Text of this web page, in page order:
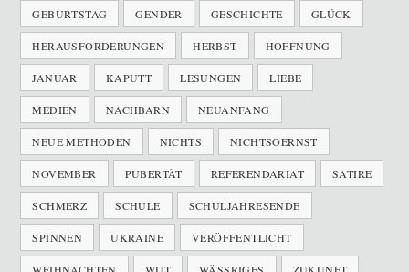
GEBURTSTAG GENDER GESCHICHTE GLÜCK
HERAUSFORDERUNGEN HERBST HOFFNUNG
JANUAR KAPUTT LESUNGEN LIEBE
MEDIEN NACHBARN NEUANFANG
NEUE METHODEN NICHTS NICHTSOERNST
NOVEMBER PUBERTÄT REFERENDARIAT SATIRE
SCHMERZ SCHULE SCHULJAHRESENDE
SPINNEN UKRAINE VERÖFFENTLICHT